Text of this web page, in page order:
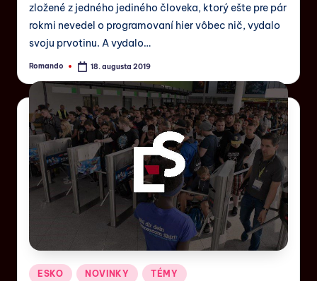
zložené z jedného jediného človeka, ktorý ešte pre pár
rokmi nevedel o programovaní hier vôbec nič, vydalo
svoju prvotinu. A vydalo…
Romando 18. augusta 2019
ESKO NOVINKY TÉMY